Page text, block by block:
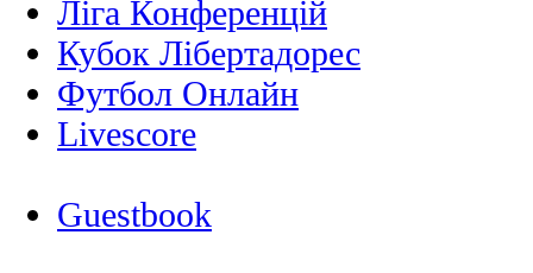
Ліга Конференцій
Кубок Лібертадорес
Футбол Онлайн
Livescore
Guestbook